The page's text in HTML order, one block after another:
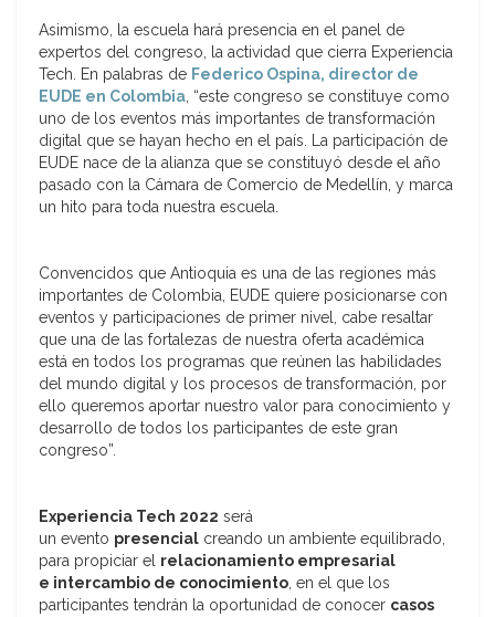
Asimismo, la escuela hará presencia en el panel de
expertos del congreso, la actividad que cierra Experiencia
Tech. En palabras de Federico Ospina, director de
EUDE en Colombia , “este congreso se constituye como
uno de los eventos más importantes de transformación
digital que se hayan hecho en el país. La participación de
EUDE nace de la alianza que se constituyó desde el año
pasado con la Cámara de Comercio de Medellín, y marca
un hito para toda nuestra escuela.
Convencidos que Antioquia es una de las regiones más
importantes de Colombia, EUDE quiere posicionarse con
eventos y participaciones de primer nivel, cabe resaltar
que una de las fortalezas de nuestra oferta académica
está en todos los programas que reúnen las habilidades
del mundo digital y los procesos de transformación, por
ello queremos aportar nuestro valor para conocimiento y
desarrollo de todos los participantes de este gran
congreso”.
Experiencia Tech 2022 será
un evento presencial creando un ambiente equilibrado,
para propiciar el relacionamiento empresarial
e intercambio de conocimiento , en el que los
participantes tendrán la oportunidad de conocer casos